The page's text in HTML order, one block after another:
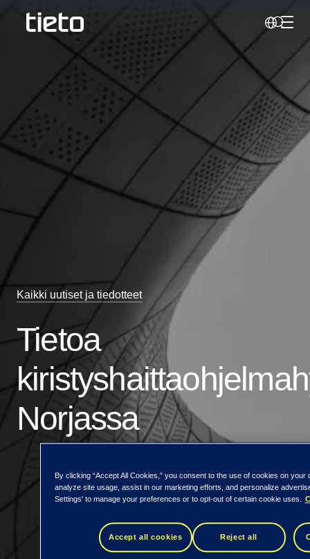
Haku
Kaikki uutiset ja tiedotteet
Tietoa
Norjassa
By clicking “Accept All Cookies,” you consent to the use of cookies on
analyze site usage, assist in our marketing efforts, and personalize
Settings' to manage your preferences or to opt-out of certain cookie uses.
Accept all cookies Reject all